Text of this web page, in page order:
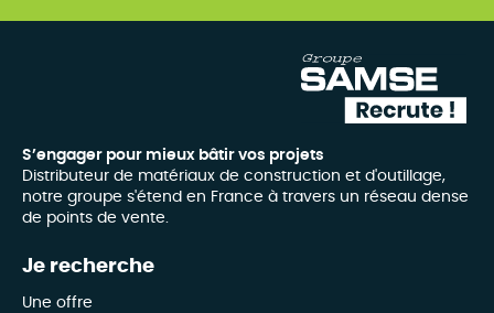
S’engager pour mieux bâtir vos projets
Distributeur de matériaux de construction et d'outillage,
notre groupe s'étend en France à travers un réseau dense
de points de vente.
Je recherche
Une offre